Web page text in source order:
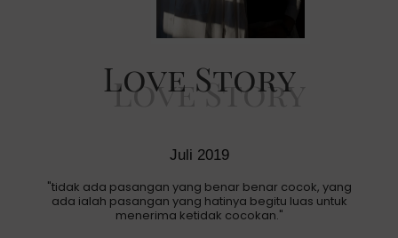
Love Story
Juli 2019
"tidak ada pasangan yang benar benar cocok, yang
ada ialah pasangan yang hatinya begitu luas untuk
menerima ketidak cocokan."